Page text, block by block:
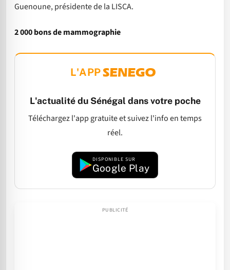
Guenoune, présidente de la LISCA.
2 000 bons de mammographie
L'APP
L'actualité du Sénégal dans votre poche
Téléchargez l'app gratuite et suivez l'info en temps
réel.
DISPONIBLE SUR
Google Play